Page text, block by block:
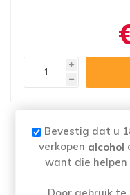
i
h
Naam:
Bevestig dat u
verkopen alcohol
want die